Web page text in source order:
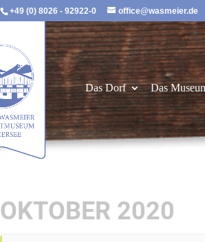
+49 (0) 8026 - 92922-0 office@wasmeier.de
Das Dorf Das
OKTOBER 2020